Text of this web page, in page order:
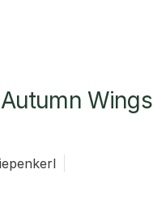
Wings